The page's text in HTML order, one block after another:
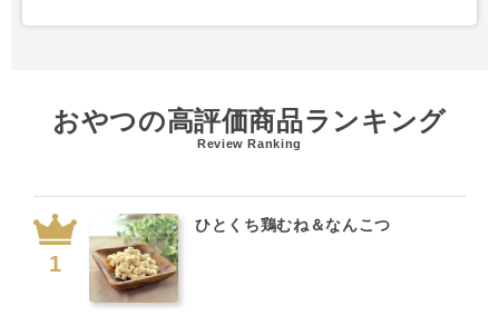
おやつの高評価商品ランキング
Review Ranking
ひとくち鶏むね＆なんこつ